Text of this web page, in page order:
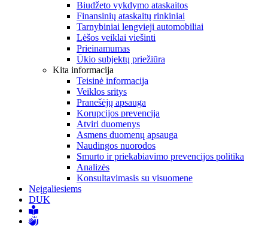
Biudžeto vykdymo ataskaitos
Finansinių ataskaitų rinkiniai
Tarnybiniai lengvieji automobiliai
Lėšos veiklai viešinti
Prieinamumas
Ūkio subjektų priežiūra
Kita informacija
Teisinė informacija
Veiklos sritys
Pranešėjų apsauga
Korupcijos prevencija
Atviri duomenys
Asmens duomenų apsauga
Naudingos nuorodos
Smurto ir priekabiavimo prevencijos politika
Analizės
Konsultavimasis su visuomene
Neįgaliesiems
DUK